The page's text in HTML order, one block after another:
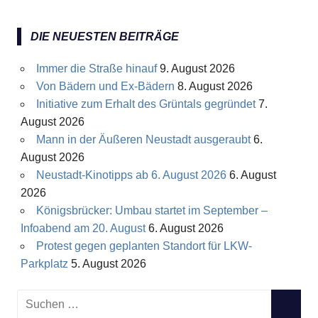
DIE NEUESTEN BEITRÄGE
Immer die Straße hinauf 9. August 2026
Von Bädern und Ex-Bädern 8. August 2026
Initiative zum Erhalt des Grüntals gegründet 7.
August 2026
Mann in der Äußeren Neustadt ausgeraubt 6.
August 2026
Neustadt-Kinotipps ab 6. August 2026 6. August
2026
Königsbrücker: Umbau startet im September –
Infoabend am 20. August 6. August 2026
Protest gegen geplanten Standort für LKW-
Parkplatz 5. August 2026